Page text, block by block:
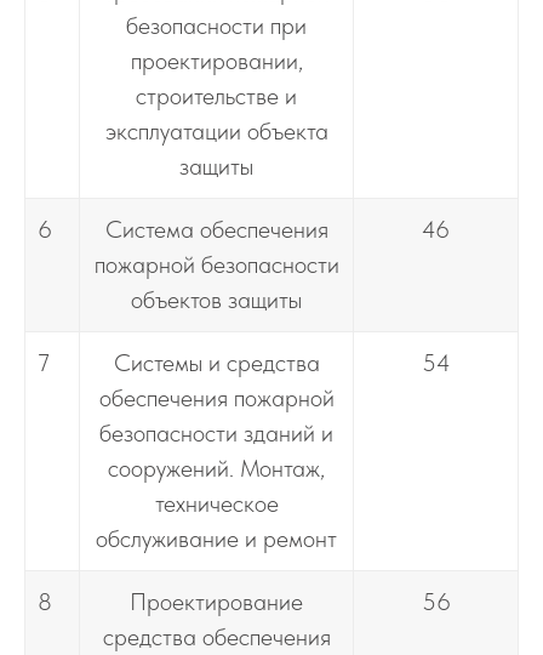
безопасности при
проектировании,
строительстве и
эксплуатации объекта
защиты
6
Система обеспечения
пожарной безопасности
объектов защиты
46
7
Системы и средства
обеспечения пожарной
безопасности зданий и
сооружений. Монтаж,
техническое
обслуживание и ремонт
54
8
Проектирование
средства обеспечения
56